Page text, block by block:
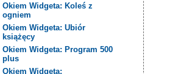
Okiem Widgeta: Koleś z
ogniem
Okiem Widgeta: Ubiór
książęcy
Okiem Widgeta: Program 500
plus
Okiem Widgeta: